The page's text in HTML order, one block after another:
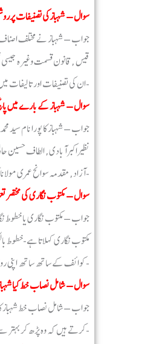
سوال – شہبازکی تصنیفات
جواب – شہباز نے مختلف اصناف
قیس ,قانون قسمت وغیرہ جیسی
ان کی تصنیفات اور تالیفات میں شامل ہیں-
سوال – شہباز کے بارے میں
جواب – شہباز کا پورا نام سید
نظیراکبرآبادی, الطاف حسین
آزاد, مقدمہ سوانح عمری مولانا آزاد, دیباچہ نوابی دربار, دیباچہ نوابی کھیل, مقالات جمالیہ, سیرت خسروی اور زندگانی بے نظیر ان کی تصنیفات اور تالیفات میں شامل ہیں-
سوال – مکتوب نگاری کی مختصر
جواب – مکتوب نگاری یا خطوط
مکتوب نگاری کہلاتا ہے-خطوط
کوائف کے ساتھ ساتھ اپنی روایات اپنے معاشرتی اور عصری حسیات تک اس میں مقید کر لیتا ہے جو بعد میں ایک دستاویز کی شکل بن کر محفوظ ہوجاتے ہیں-
سوال – شامل نصاب خط کیا
جواب – شامل نصاب خط شہباز کا
کرتے ہیں کہ وہ پڑھ کر بہتر سے بہتر زندگی کے لئے تیار ہو جائیں-کیوں کہ اگر وہ اولاد کا حق ادا کر لیتی ہے تو وہ ضرور انعام پائے گی-